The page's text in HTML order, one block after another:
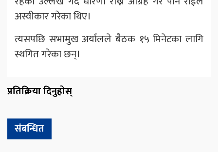
अस्वीकार गरेका थिए।
त्यसपछि सभामुख अर्यालले बैठक १५ मिनेटका लागि
स्थगित गरेका छन्।
प्रतिक्रिया दिनुहोस्
संबन्धित